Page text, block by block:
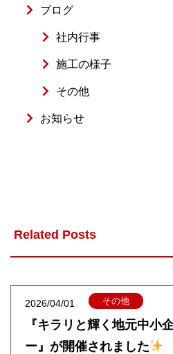
ブログ
社内行事
施工の様子
その他
お知らせ
Related Posts
2026/04/01 その他
『キラリと輝く地元中小
ー』が開催されました